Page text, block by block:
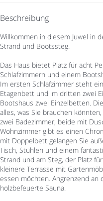
Beschreibung
Willkommen in diesem Juwel in
Strand und Bootssteg.
Das Haus bietet Platz für acht
Schlafzimmern und einem
Im ersten Schlafzimmer steht
Etagenbett und im dritten zwei
Bootshaus zwei Einzelbetten.
alles, was Sie brauchen
zwei Badezimmer, beide mit
Wohnzimmer gibt es einen
mit Doppelbett gelangen Sie
Tisch, Stühlen und einem
Strand und am Steg, der Platz
kleinere Terrasse mit
essen möchten. Angrenzend an
holzbefeuerte Sauna.